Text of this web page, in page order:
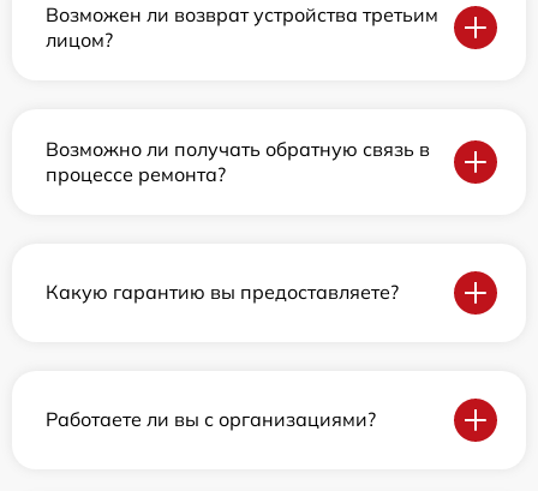
Возможен ли возврат устройства третьим
лицом?
Возможно ли получать обратную связь в
процессе ремонта?
Какую гарантию вы предоставляете?
Работаете ли вы с организациями?